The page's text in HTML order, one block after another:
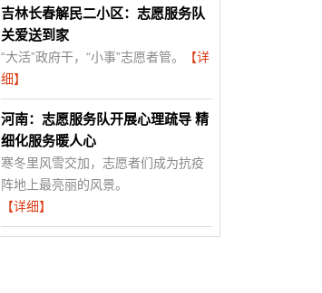
吉林长春解民二小区：志愿服务队
关爱送到家
“大活”政府干，“小事”志愿者管。
【详
细】
河南：志愿服务队开展心理疏导 精
细化服务暖人心
寒冬里风雪交加，志愿者们成为抗疫
阵地上最亮丽的风景。
【详细】